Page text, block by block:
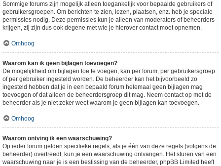
Sommige forums zijn mogelijk alleen toegankelijk voor bepaalde gebruikers of
gebruikersgroepen. Om berichten te zien, lezen, plaatsen, enz. heb je speciale
permissies nodig. Deze permissies kun je alleen van moderators of beheerders
krijgen, zij zijn dus ook degene met wie je hierover contact moet opnemen.
Omhoog
Waarom kan ik geen bijlagen toevoegen?
De mogelijkheid om bijlagen toe te voegen, kan per forum, per gebruikersgroep
of per gebruiker ingesteld worden. De beheerder kan het bijvoorbeeld zo
ingesteld hebben dat je in een bepaald forum helemaal geen bijlagen mag
toevoegen of dat alleen de beheerdersgroep dit mag. Neem contact op met de
beheerder als je niet zeker weet waarom je geen bijlagen kan toevoegen.
Omhoog
Waarom ontving ik een waarschuwing?
Op ieder forum gelden specifieke regels, als je één van deze regels (volgens de
beheerder) overtreedt, kun je een waarschuwing ontvangen. Het sturen van een
waarschuwing naar je is een beslissing van de beheerder, phpBB Limited heeft